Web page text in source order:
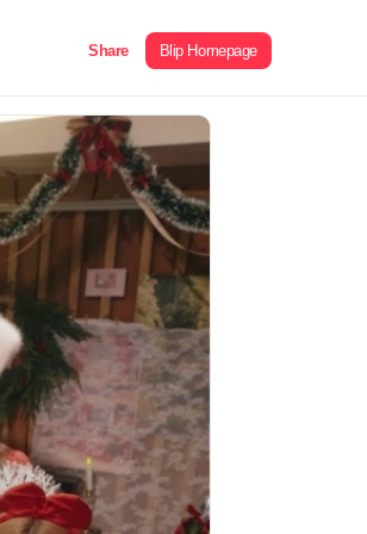
Share Blip Homepage